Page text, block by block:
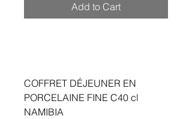
Add to Cart
COFFRET DÉJEUNER EN
PORCELAINE FINE C40 cl
NAMIBIA